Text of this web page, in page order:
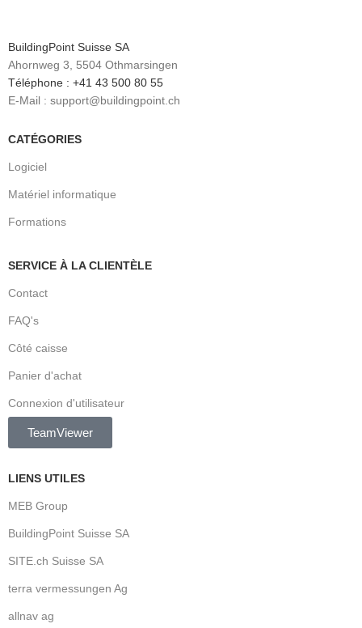
BuildingPoint Suisse SA
Ahornweg 3, 5504 Othmarsingen
Téléphone : +41 43 500 80 55
E-Mail : support@buildingpoint.ch
CATÉGORIES
Logiciel
Matériel informatique
Formations
SERVICE À LA CLIENTÈLE
Contact
FAQ's
Côté caisse
Panier d'achat
Connexion d'utilisateur
TeamViewer
LIENS UTILES
MEB Group
BuildingPoint Suisse SA
SITE.ch Suisse SA
terra vermessungen Ag
allnav ag